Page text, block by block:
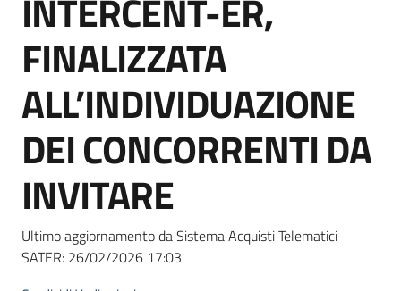
INTERCENT-ER,
FINALIZZATA
ALL’INDIVIDUAZIONE
DEI CONCORRENTI DA
INVITARE
Ultimo aggiornamento da Sistema Acquisti Telematici -
SATER: 26/02/2026 17:03